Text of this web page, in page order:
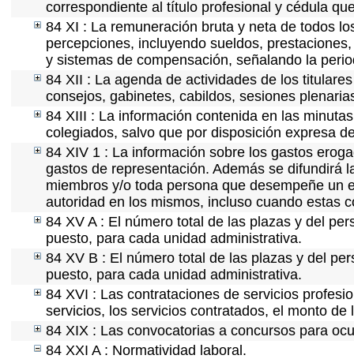
correspondiente al título profesional y cédula
84 XI : La remuneración bruta y neta de todos
percepciones, incluyendo sueldos,
y sistemas de compensación, señalando la
84 XII : La agenda de actividades de los
consejos, gabinetes, cabildos, sesiones
84 XIII : La información contenida en las
colegiados, salvo que por disposición expresa
84 XIV 1 : La información sobre los gastos
gastos de representación. Además se difundirá
miembros y/o toda persona que desempeñe
autoridad en los mismos, incluso cuando estas
84 XV A : El número total de las plazas y del
puesto, para cada unidad administrativa.
84 XV B : El número total de las plazas y del
puesto, para cada unidad administrativa.
84 XVI : Las contrataciones de servicios
servicios, los servicios contratados, el monto
84 XIX : Las convocatorias a concursos para
84 XXI A : Normatividad laboral.